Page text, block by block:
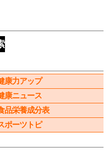
康力アップ
康ニュース
品栄養成分表
ポーツトピ